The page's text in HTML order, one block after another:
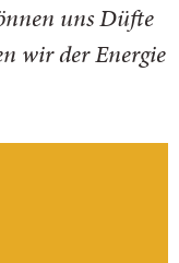
uns Düfte
wir der Energie